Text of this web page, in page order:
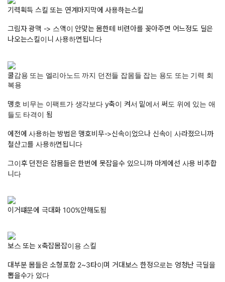
기력획득 스킬 또는 연계마지막에 사용하는스킬
그림자 광맥 -> 스액이 안맞는 몸한테 비련아를 꽂아주면 어느정도 딜은
나오는스킬이니 사용하면됩니다
쿨감용 또는 엘리아노드 까지 던전들 잡몸들 잡는 용도 또는 기력 회
복용
맹호 비무는 이팩트가 생각보다 y축이 켜서 밑에서 써도 위에 있는 애
들도 타격이 됨
에전에 사용하는 방법은 맹호비무->신속이었으나 신속이 사라졌으니까
철산고를 사용하면됩니다
그이후 던전은 잡몸들은 한번에 못잡을수 있으니까 마계에선 사용 비추합
니다
이거떄문에 극대화 100%안해도됨
보스 또는 x축잡몸잡이용 스킬
대부분 몸들은 소형포함 2~3타이며 거대보스 한정으로는 엉청난 극딜을
뽑을수가 있다